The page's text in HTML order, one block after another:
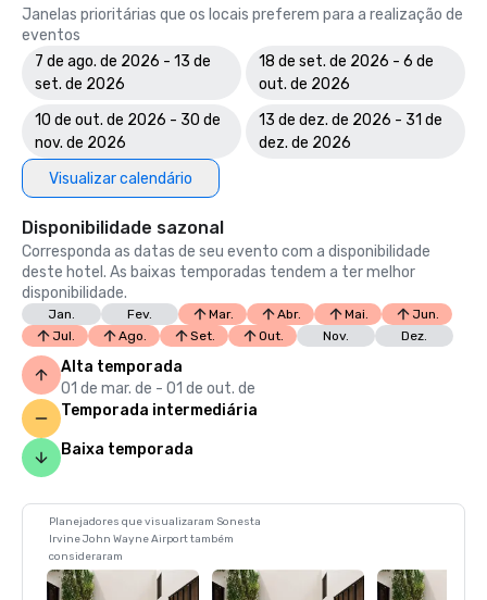
Janelas prioritárias que os locais preferem para a realização de
eventos
7 de ago. de 2026 - 13 de
set. de 2026
18 de set. de 2026 - 6 de
out. de 2026
10 de out. de 2026 - 30 de
nov. de 2026
13 de dez. de 2026 - 31 de
dez. de 2026
Visualizar calendário
Disponibilidade sazonal
Corresponda as datas de seu evento com a disponibilidade
deste hotel. As baixas temporadas tendem a ter melhor
disponibilidade.
Jan. Fev. Mar. Abr. Mai.
Jun.
Jul.
Ago. Set. Out. Nov. Dez.
Alta temporada
01 de mar. de - 01 de out. de
Temporada intermediária
Baixa temporada
Planejadores que visualizaram Sonesta
Irvine John Wayne Airport também
consideraram